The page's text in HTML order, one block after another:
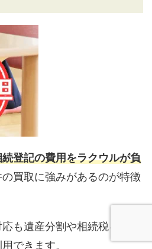
続登記の費用をラクウルが負
買取に強みがあるのが特徴
も遺産分割や相続税を含め
できます。